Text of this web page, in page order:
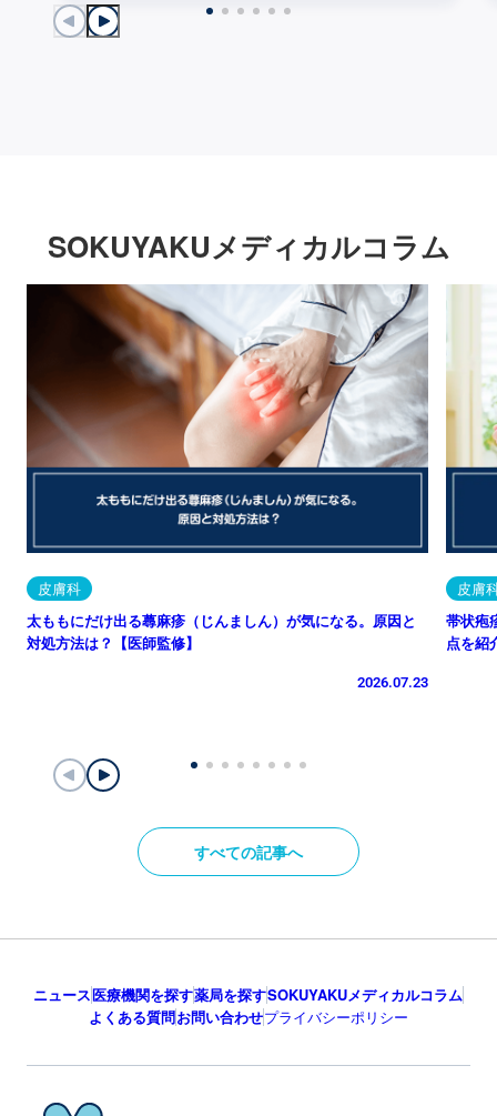
SOKUYAKUメディカルコラム
皮膚科
太ももにだけ出る蕁麻疹（じんましん）が気になる。原因と
対処方法は？【医師監修】
2026.07.23
皮膚
帯状疱
点を紹
すべての記事へ
ニュース医療機関を探す薬局を探すSOKUYAKUメディカルコラム
よくある質問お問い合わせプライバシーポリシー